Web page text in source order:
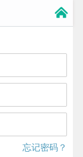
忘记密码？